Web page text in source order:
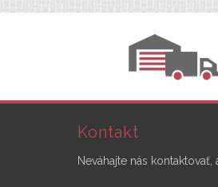
Kontakt
Neváhajte nás